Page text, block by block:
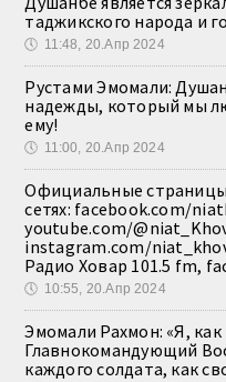
таджикского народа и
🕔 11:48, 20.Апр 2024
Рустами Эмомали:
надежды, который мы
ему!
🕔 11:00, 20.Апр 2024
Официальные
сетях: facebook.com/
youtube.com/
instagram.com/
Радио Ховар 101.5 fm,
🕔 10:55, 20.Апр 2024
Эмомали Рахмон: «Я,
Главнокомандующий
каждого солдата, как